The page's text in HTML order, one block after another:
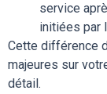
service
initiées par
Cette différence
majeures sur
détail.